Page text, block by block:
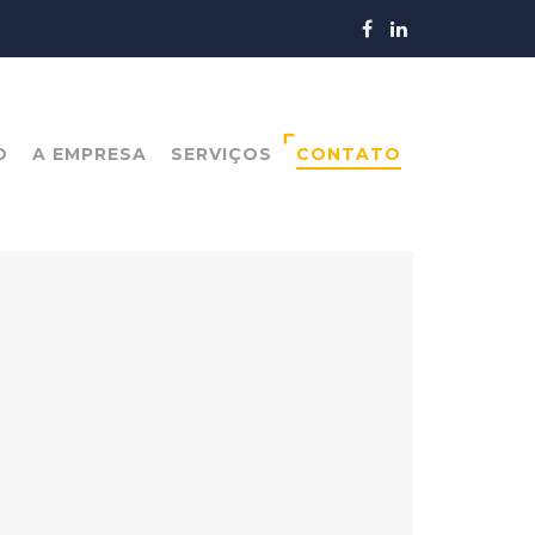
A EMPRESA SERVIÇOS CONTATO